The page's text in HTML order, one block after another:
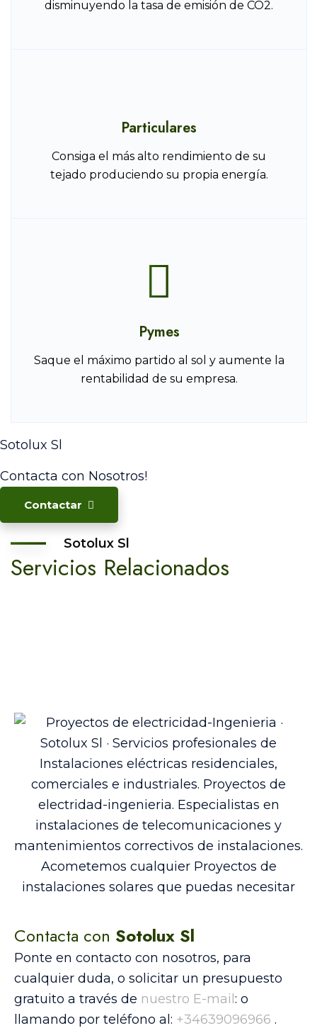
disminuyendo la tasa de emisión de CO2.
Particulares
Consiga el más alto rendimiento de su
tejado produciendo su propia energía.
Pymes
Saque el máximo partido al sol y aumente la
rentabilidad de su empresa.
Sotolux Sl
Contacta con Nosotros!
Contactar
Sotolux Sl
Servicios Relacionados
Contacta con Sotolux Sl
Ponte en contacto con nosotros, para
cualquier duda, o solicitar un presupuesto
gratuito a través de nuestro E-mail : o
llamando por teléfono al: +34639096966 .